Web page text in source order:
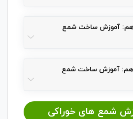
آموزش ساخت شمع
آموزش ساخت شمع
شمع های خوراکی